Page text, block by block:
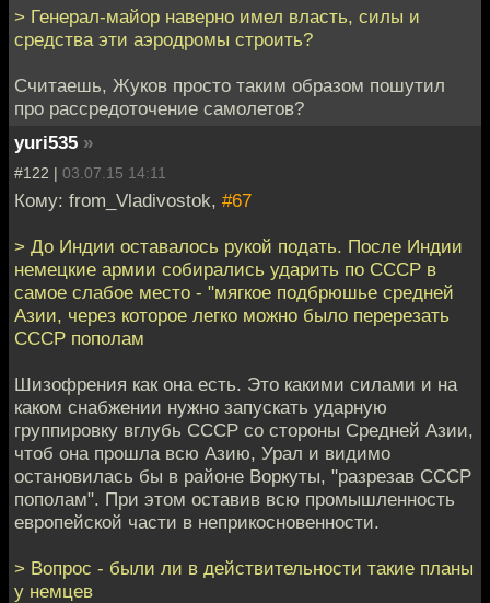
> Генерал-майор наверно имел власть, силы и
средства эти аэродромы строить?
Считаешь, Жуков просто таким образом пошутил
про рассредоточение самолетов?
yuri535 »
#122 | 03.07.15 14:11
Кому: from_Vladivostok, #67
> До Индии оставалось рукой подать. После Индии
немецкие армии собирались ударить по СССР в
самое слабое место - "мягкое подбрюшье средней
Азии, через которое легко можно было перерезать
СССР пополам
Шизофрения как она есть. Это какими силами и на
каком снабжении нужно запускать ударную
группировку вглубь СССР со стороны Средней Азии,
чтоб она прошла всю Азию, Урал и видимо
остановилась бы в районе Воркуты, "разрезав СССР
пополам". При этом оставив всю промышленность
европейской части в неприкосновенности.
> Вопрос - были ли в действительности такие планы
у немцев